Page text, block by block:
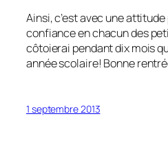
Ainsi, c’est avec une
confiance en chacun des
côtoierai pendant dix mois
année scolaire! Bonne
1 septembre 2013